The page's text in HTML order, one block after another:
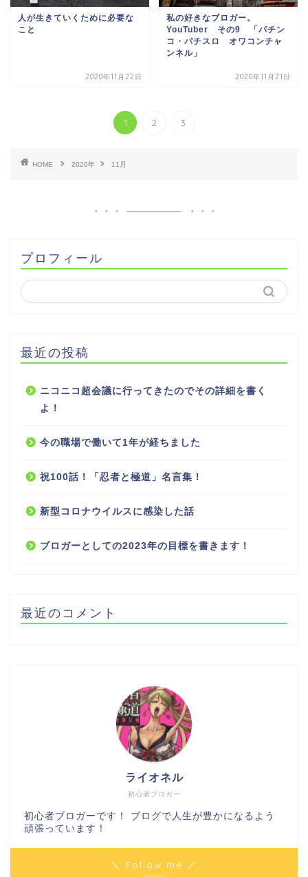
人が生きていくために必要な
こと
2020年11月22日
私の好きなブロガー。
YouTuber その9 「パチン
コ・パチスロ オワコンチャ
ンネル」
2020年11月21日
1 2 3
HOME 2020年 11月
プロフィール
最近の投稿
ニコニコ超会議に行ってきたのでその詳細を書く
よ！
今の職場で働いて1年が経ちました
祝100話！「忍者と極道」名言集！
新型コロナウイルスに感染した話
ブロガーとしての2023年の目標を書きます！
最近のコメント
初心者ブロガー
ライオネル
初心者ブロガーです！ ブログで人生が豊かになるよう
頑張っています！
＼ Follow me ／